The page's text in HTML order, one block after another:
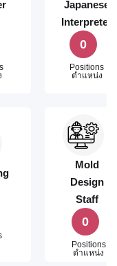
Japanese
Interpreter
0
Positions
ตำแหน่ง
Mold
Design
Staff
0
Positions
ตำแหน่ง